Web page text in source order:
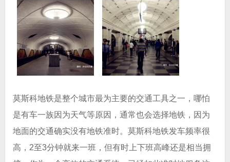
莫斯科地铁是整个城市最为主要的交通工具之一，哪怕
是有车一族因为天气等原因，通常也会选择地铁，因为
地面的交通确实没有地铁准时。莫斯科地铁发车频率很
高，2至3分钟就来一班，但有时上下班高峰还是相当拥